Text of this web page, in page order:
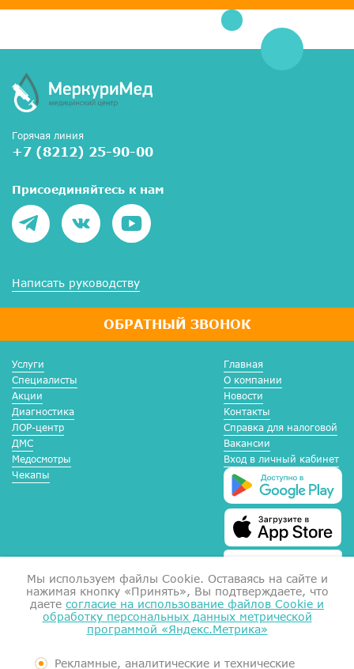
Горячая линия
+7 (8212) 25-90-00
ОБРАТНЫЙ ЗВОНОК
Присоединяйтесь к нам
Написать руководству
Услуги
Специалисты
Акции
Диагностика
ЛОР-центр
ДМС
Медосмотры
Чекапы
Главная
О компании
Новости
Контакты
Справка для налоговой
Вакансии
Вход в личный кабинет
Справка для налоговой
Документы
Мы используем файлы Сookie. Оставаясь на сайте и
нажимая кнопку «Принять», Вы подтверждаете, что
даете согласие на использование файлов Cookie и
обработку персональных данных метрической
программой «Яндекс.Метрика»
Рекламные, аналитические и технические